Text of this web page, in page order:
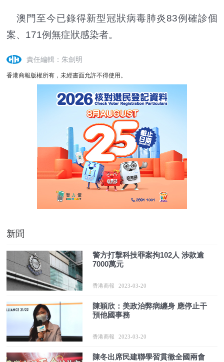
澳門至今已錄得新型冠狀病毒肺炎83例確診個
案、171例無症狀感染者。
責任編輯：朱劍明
香港商報版權所有，未經書面允許不得使用。
新聞
警方打擊科技罪案拘102人 涉款逾
7000萬元
香港商報 2023-03-20
陳穎欣：美政治弊病纏身 應停止干
預他國事務
香港商報 2023-03-20
陳冬出席民建聯學習貫徹全國兩會